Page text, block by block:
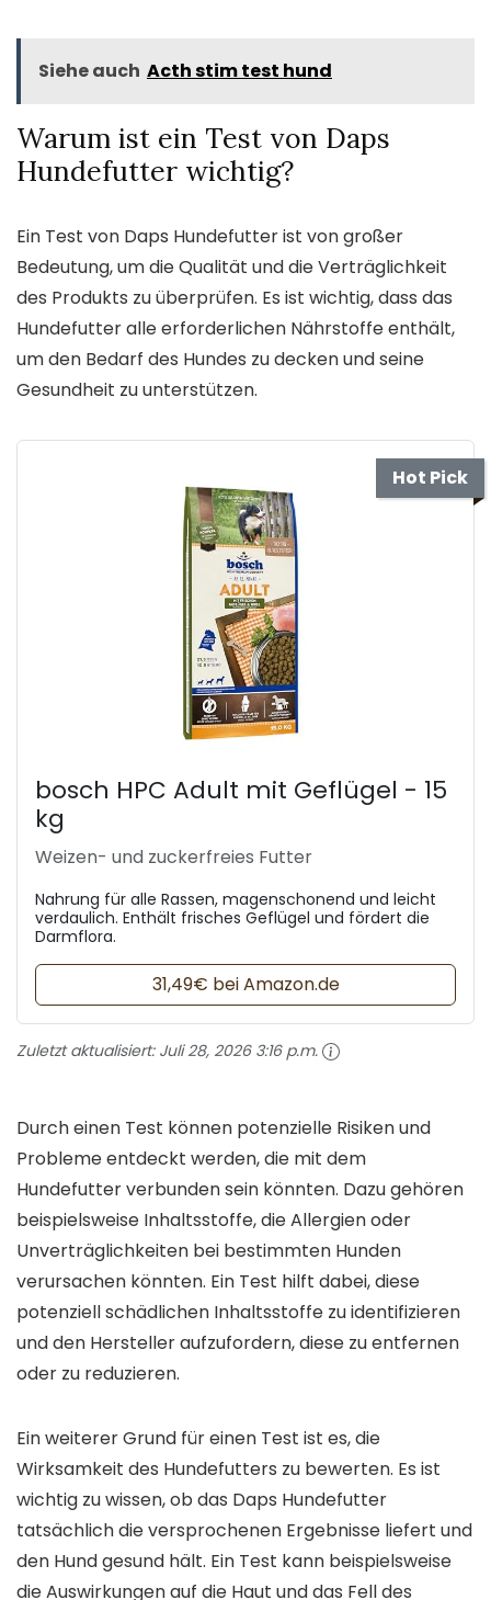
Siehe auch Acth stim test hund
Warum ist ein Test von Daps
Hundefutter wichtig?
Ein Test von Daps Hundefutter ist von großer
Bedeutung, um die Qualität und die Verträglichkeit
des Produkts zu überprüfen. Es ist wichtig, dass das
Hundefutter alle erforderlichen Nährstoffe enthält,
um den Bedarf des Hundes zu decken und seine
Gesundheit zu unterstützen.
Hot Pick
bosch HPC Adult mit Geflügel - 15
kg
Weizen- und zuckerfreies Futter
Nahrung für alle Rassen, magenschonend und leicht
verdaulich. Enthält frisches Geflügel und fördert die
Darmflora.
31,49€ bei Amazon.de
Zuletzt aktualisiert: Juli 28, 2026 3:16 p.m.
Durch einen Test können potenzielle Risiken und
Probleme entdeckt werden, die mit dem
Hundefutter verbunden sein könnten. Dazu gehören
beispielsweise Inhaltsstoffe, die Allergien oder
Unverträglichkeiten bei bestimmten Hunden
verursachen könnten. Ein Test hilft dabei, diese
potenziell schädlichen Inhaltsstoffe zu identifizieren
und den Hersteller aufzufordern, diese zu entfernen
oder zu reduzieren.
Ein weiterer Grund für einen Test ist es, die
Wirksamkeit des Hundefutters zu bewerten. Es ist
wichtig zu wissen, ob das Daps Hundefutter
tatsächlich die versprochenen Ergebnisse liefert und
den Hund gesund hält. Ein Test kann beispielsweise
die Auswirkungen auf die Haut und das Fell des